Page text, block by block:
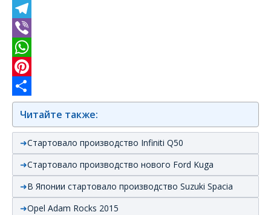
Odnoklassniki
Telegram
Viber
WhatsApp
Pinterest
Отправить
Читайте также:
Стартовало производство Infiniti Q50
Стартовало производство нового Ford Kuga
В Японии стартовало производство Suzuki Spacia
Opel Adam Rocks 2015